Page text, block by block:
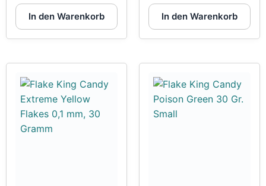
In den Warenkorb In den Warenkorb